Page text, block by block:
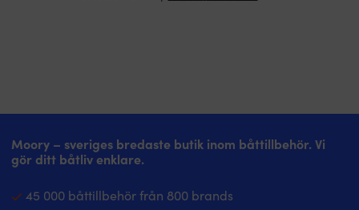
Moory – sveriges bredaste butik inom båttillbehör. Vi
gör ditt båtliv enklare.
45 000 båttillbehör från 800 brands